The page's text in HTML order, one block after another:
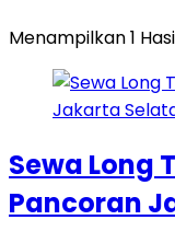
Menampilkan 1
Sewa Long
Pancoran